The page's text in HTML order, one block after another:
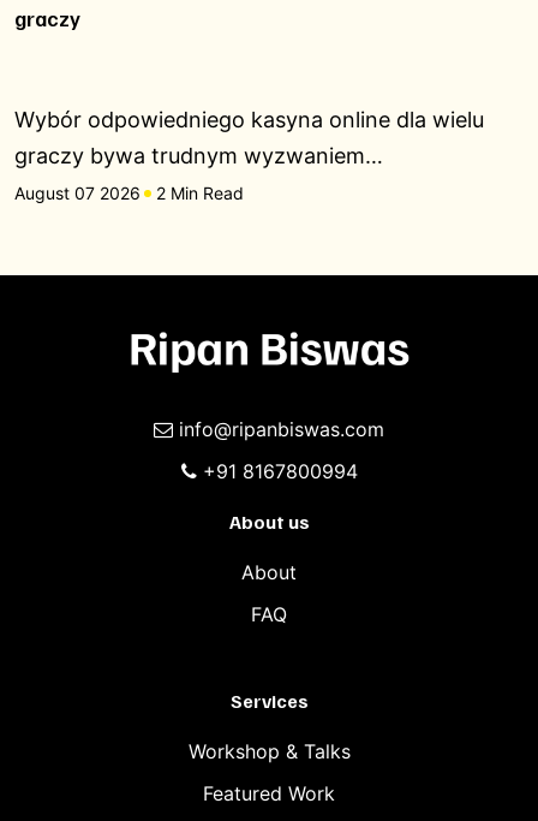
graczy
Wybór odpowiedniego kasyna online dla wielu
graczy bywa trudnym wyzwaniem…
August 07 2026 2 Min Read
info@ripanbiswas.com
+91 8167800994
About us
About
FAQ
Services
Workshop & Talks
Featured Work